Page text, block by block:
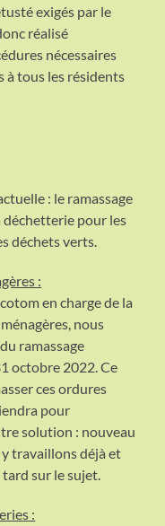
exigés par le
réalisé
nécessaires
à tous les résidents
: le ramassage
déchetterie pour les
déchets verts.
:
en charge de la
nous
ramassage
octobre 2022. Ce
ces ordures
pour
solution : nouveau
travaillons déjà et
sur le sujet.
: